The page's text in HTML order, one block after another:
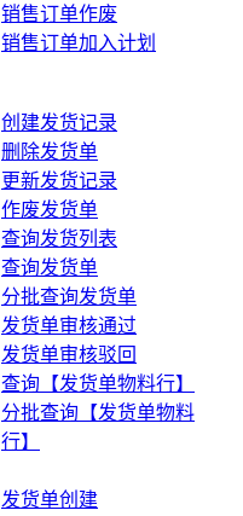
销售订单作废
销售订单加入计划
创建发货记录
删除发货单
更新发货记录
作废发货单
查询发货列表
查询发货单
分批查询发货单
发货单审核通过
发货单审核驳回
查询【发货单物料行】
分批查询【发货单物料
行】
发货单创建